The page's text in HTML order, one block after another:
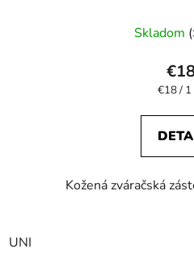
Skladom
€18 / 1
Kožená zváračská
UNI